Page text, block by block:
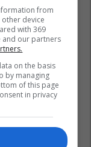
from
device
with 369
and our partners
on the basis
by managing
of this page
in privacy